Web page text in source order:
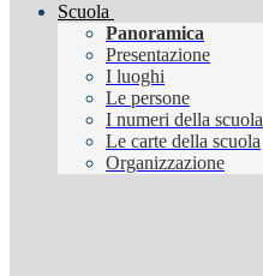
Scuola
Panoramica
Presentazione
I luoghi
Le persone
I numeri della scuola
Le carte della scuola
Organizzazione